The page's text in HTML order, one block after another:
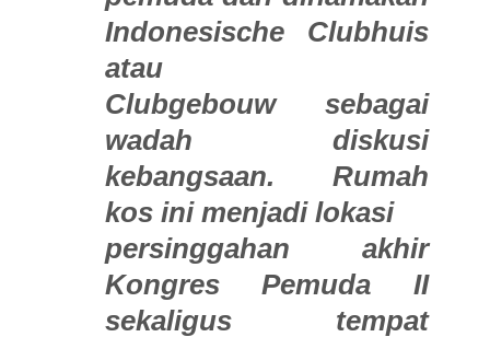
Indonesische Clubhuis
atau
Clubgebouw sebagai
wadah diskusi
kebangsaan. Rumah
kos ini menjadi lokasi
persinggahan akhir
Kongres Pemuda II
sekaligus tempat